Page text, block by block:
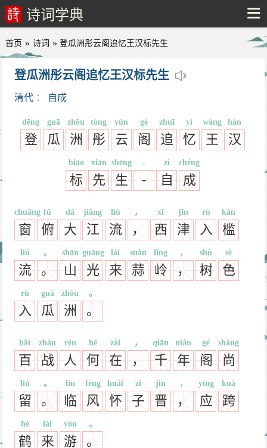
诗词学典
首页 » 诗词 » 登瓜洲彤云阁追忆王汉标先生
登瓜洲彤云阁追忆王汉标先生
清代 ： 自成
登
dēng
瓜
guā
洲
zhōu
彤
tóng
云
yún
阁
gé
追
zhuī
忆
yì
王
wáng
汉
hàn
标
biāo
先
xiān
生
shēng
-
-
自
zì
成
chéng
窗
chuāng
俯
fǔ
大
dà
江
jiāng
流
liú
，
，
西
xī
津
jīn
入
rù
槛
kǎn
流
liú
。
。
山
shān
光
guāng
来
lái
蒜
suàn
岭
lǐng
，
，
树
shù
色
sè
入
rù
瓜
guā
洲
zhōu
。
。
百
bǎi
战
zhàn
人
rén
何
hé
在
zài
，
，
千
qiān
年
nián
阁
gé
尚
shàng
留
liú
。
。
临
lín
风
fēng
怀
huái
子
zi
晋
jìn
，
，
应
yīng
跨
kuà
鹤
hè
来
lái
游
yóu
。
。